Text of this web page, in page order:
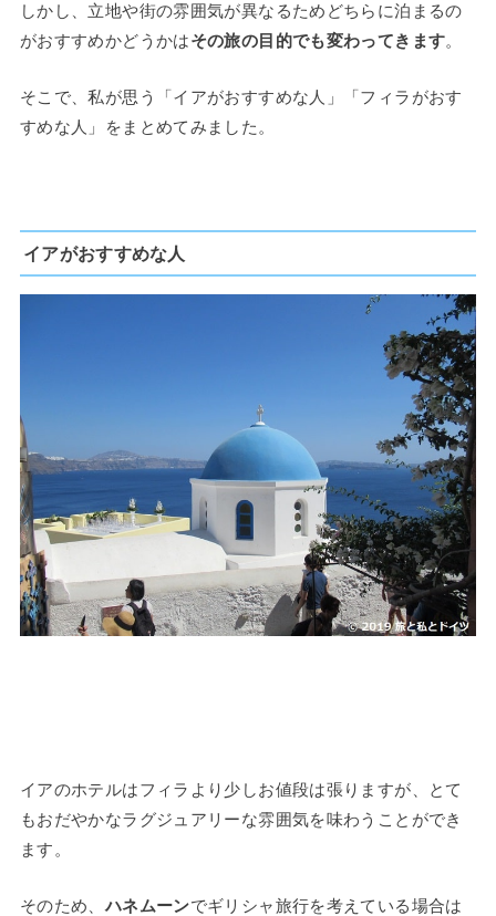
しかし、立地や街の雰囲気が異なるためどちらに泊まるの
がおすすめかどうかはその旅の目的でも変わってきます。
そこで、私が思う「イアがおすすめな人」「フィラがおす
すめな人」をまとめてみました。
イアがおすすめな人
イアのホテルはフィラより少しお値段は張りますが、とて
もおだやかなラグジュアリーな雰囲気を味わうことができ
ます。
そのため、ハネムーンでギリシャ旅行を考えている場合は